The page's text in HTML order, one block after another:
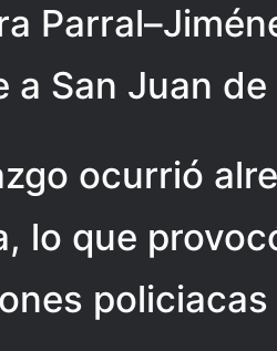
a San Juan
ocurrió
lo que